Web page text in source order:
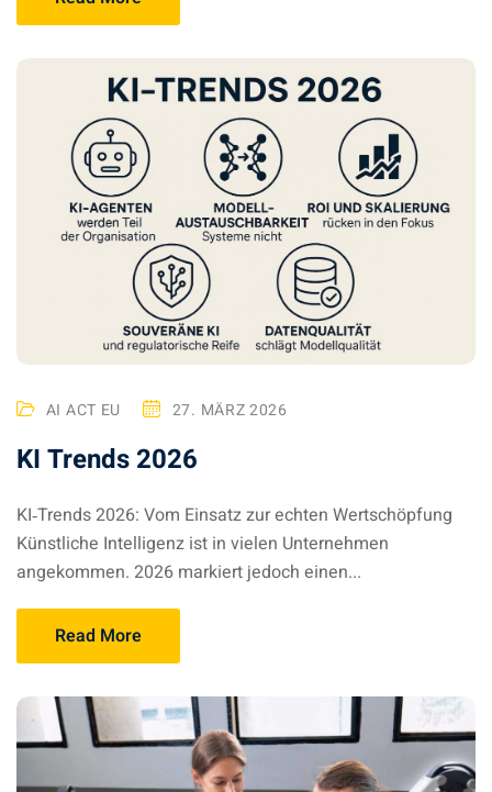
AI ACT EU 27. MÄRZ 2026
KI Trends 2026
KI‑Trends 2026: Vom Einsatz zur echten Wertschöpfung
Künstliche Intelligenz ist in vielen Unternehmen
angekommen. 2026 markiert jedoch einen...
Read More